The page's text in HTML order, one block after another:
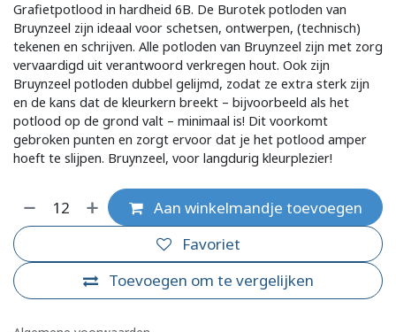
Grafietpotlood in hardheid 6B. De Burotek potloden van
Bruynzeel zijn ideaal voor schetsen, ontwerpen, (technisch)
tekenen en schrijven. Alle potloden van Bruynzeel zijn met zorg
vervaardigd uit verantwoord verkregen hout. Ook zijn
Bruynzeel potloden dubbel gelijmd, zodat ze extra sterk zijn
en de kans dat de kleurkern breekt – bijvoorbeeld als het
potlood op de grond valt – minimaal is! Dit voorkomt
gebroken punten en zorgt ervoor dat je het potlood amper
hoeft te slijpen. Bruynzeel, voor langdurig kleurplezier!
Aan winkelmandje toevoegen
Toevoegen om te vergelijken
Favoriet